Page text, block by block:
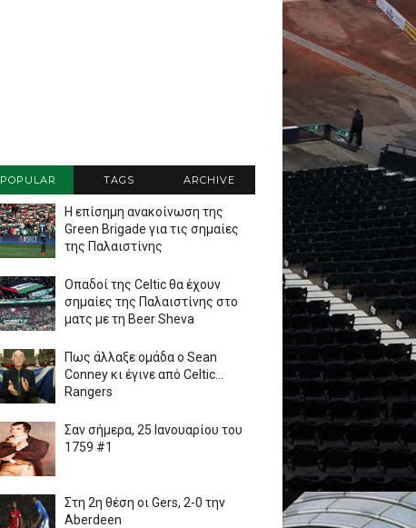
POPULAR TAGS ARCHIVE
Η επίσημη ανακοίνωση της
Green Brigade για τις σημαίες
της Παλαιστίνης
Οπαδοί της Celtic θα έχουν
σημαίες της Παλαιστίνης στο
ματς με τη Beer Sheva
Πως άλλαξε ομάδα ο Sean
Conney κι έγινε από Celtic...
Rangers
Σαν σήμερα, 25 Ιανουαρίου του
1759 #1
Στη 2η θέση οι Gers, 2-0 την
Aberdeen